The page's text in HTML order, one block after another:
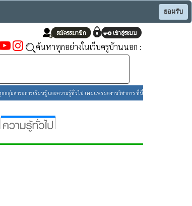
ยอมรับ
ค้นหาทุกอย่างในเว็บครูบ้านนอก :
กลุ่มสาระการเรียนรู้ และความรู้ทั่วไป เผยแพร่ผลงานวิชาการ ที่นี่